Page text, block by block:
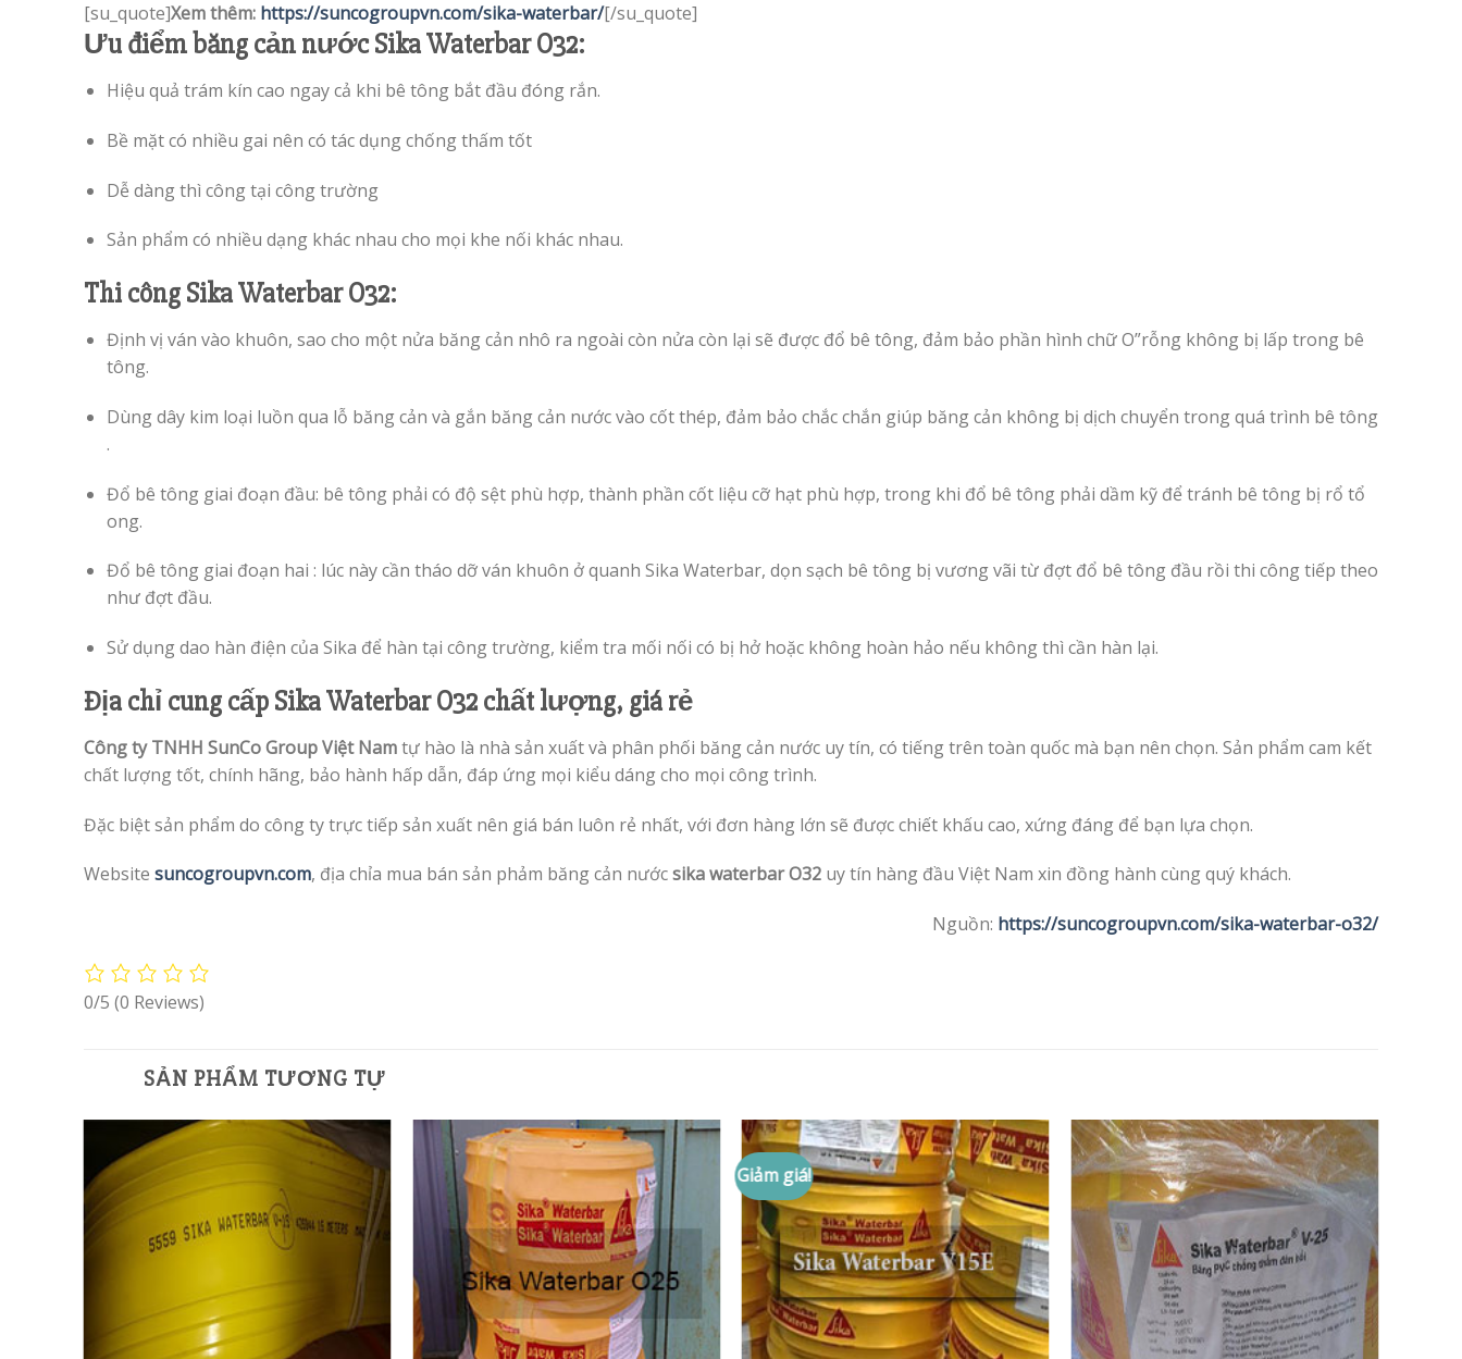
[su_quote]Xem thêm: https://suncogroupvn.com/sika-waterbar/[/su_quote]
Ưu điểm băng cản nước Sika Waterbar O32:
Hiệu quả trám kín cao ngay cả khi bê tông bắt đầu đóng rắn.
Bề mặt có nhiều gai nên có tác dụng chống thấm tốt
Dễ dàng thì công tại công trường
Sản phẩm có nhiều dạng khác nhau cho mọi khe nối khác nhau.
Thi côngSika Waterbar O32:
Định vị ván vào khuôn, sao cho một nửa băng cản nhô ra ngoài còn nửa còn lại sẽ được đổ bê tông, đảm bảo phần hình chữ O”rỗng không bị lấp trong bê
tông.
Dùng dây kim loại luồn qua lỗ băng cản và gắn băng cản nước vào cốt thép, đảm bảo chắc chắn giúp băng cản không bị dịch chuyển trong quá trình bê tông
.
Đổ bê tông giai đoạn đầu: bê tông phải có độ sệt phù hợp, thành phần cốt liệu cỡ hạt phù hợp, trong khi đổ bê tông phải dầm kỹ để tránh bê tông bị rổ tổ
ong.
Đổ bê tông giai đoạn hai : lúc này cần tháo dỡ ván khuôn ở quanh Sika Waterbar, dọn sạch bê tông bị vương vãi từ đợt đổ bê tông đầu rồi thi công tiếp theo
như đợt đầu.
Sử dụng dao hàn điện của Sika để hàn tại công trường, kiểm tra mối nối có bị hở hoặc không hoàn hảo nếu không thì cần hàn lại.
Địa chỉ cung cấpSika Waterbar O32 chất lượng, giá rẻ
Công ty TNHH SunCo Group Việt Namtự hào là nhà sản xuất và phân phối băng cản nước uy tín, có tiếng trên toàn quốc mà bạn nên chọn. Sản phẩm cam kết
chất lượng tốt, chính hãng, bảo hành hấp dẫn, đáp ứng mọi kiểu dáng cho mọi công trình.
Đặc biệt sản phẩm do công ty trực tiếp sản xuất nên giá bán luôn rẻ nhất, với đơn hàng lớn sẽ được chiết khấu cao, xứng đáng để bạn lựa chọn.
Website suncogroupvn.com, địa chỉa mua bán sản phảm băng cản nướcsika waterbar O32 uy tín hàng đầu Việt Nam xin đồng hành cùng quý khách.
Nguồn: https://suncogroupvn.com/sika-waterbar-o32/
0/5 (0 Reviews)
SẢN PHẨM TƯƠNG TỰ
Giảm giá!